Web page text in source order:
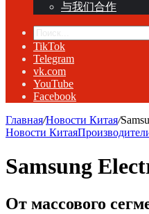
与我们合作
TikTok
Telegram
vk.com
YouTube
Facebook
Главная/Новости Китая/
Новости Китая
Samsung
От массового